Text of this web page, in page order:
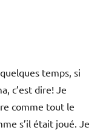
temps, si
c’est dire! Je
comme tout le
s’il était joué. Je